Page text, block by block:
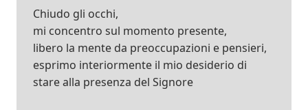
Chiudo gli occhi,
mi concentro sul momento presente,
libero la mente da preoccupazioni e pensieri,
esprimo interiormente il mio desiderio di
stare alla presenza del Signore